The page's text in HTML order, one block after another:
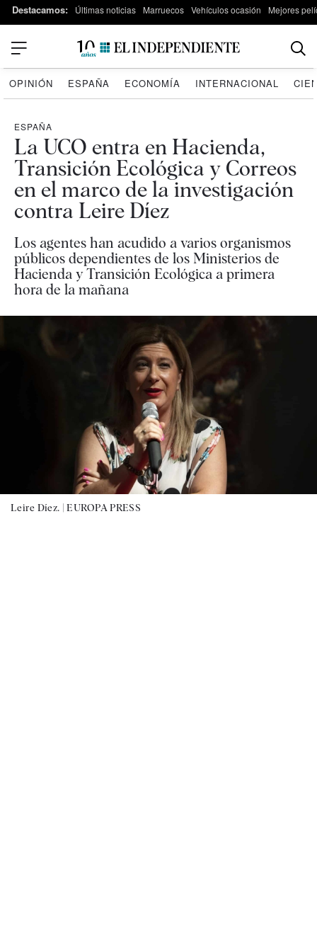
Destacamos: Últimas noticias Marruecos Vehículos ocasión Mejores
OPINIÓN ESPAÑA ECONOMÍA INTERNACIONAL
ESPAÑA
La UCO entra en Hacienda,
Transición Ecológica y Correos
en el marco de la investigación
contra Leire Díez
Los agentes han acudido a varios organismos
públicos dependientes de los Ministerios de
Hacienda y Transición Ecológica a primera
hora de la mañana
Leire Díez. |EUROPA PRESS